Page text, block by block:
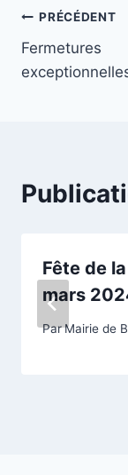
PRÉCÉDENT
Fermetures
Fête de
mars
ParMairie de